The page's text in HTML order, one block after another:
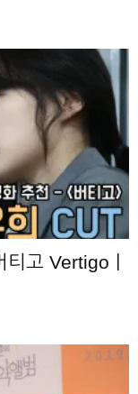
고 Vertigo｜